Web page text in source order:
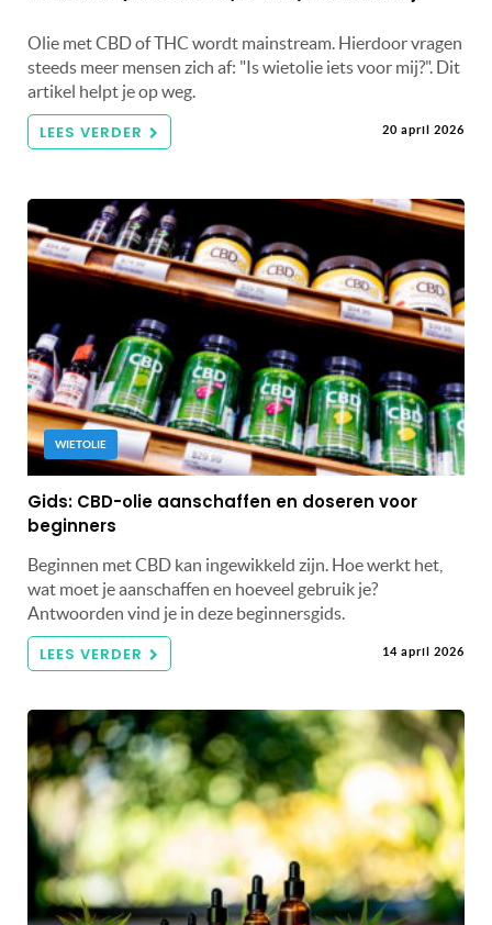
Olie met CBD of THC wordt mainstream. Hierdoor vragen
steeds meer mensen zich af: "Is wietolie iets voor mij?". Dit
artikel helpt je op weg.
LEES VERDER 20 april 2026
WIETOLIE
Gids: CBD-olie aanschaffen en doseren voor
beginners
Beginnen met CBD kan ingewikkeld zijn. Hoe werkt het,
wat moet je aanschaffen en hoeveel gebruik je?
Antwoorden vind je in deze beginnersgids.
LEES VERDER 14 april 2026